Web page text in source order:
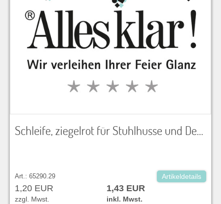
Schleife, ziegelrot für Stuhlhusse und Dekoration
Art.: 65290.29 Artikeldetails
1,20 EUR 1,43 EUR
zzgl. Mwst.
inkl. Mwst.